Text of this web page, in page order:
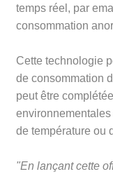
temps réel, par
consommation
Cette technologie
de consommation
peut être
de température ou
"En lançant cette